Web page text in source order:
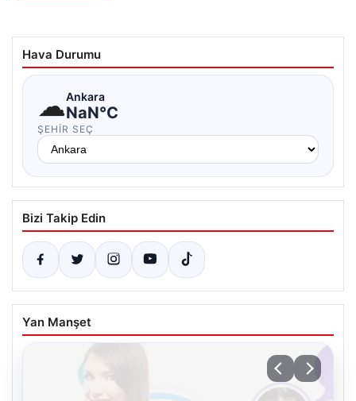
Hava Durumu
☁Ankara
NaN°C
ŞEHIR SEÇ
Bizi Takip Edin
Yan Manşet